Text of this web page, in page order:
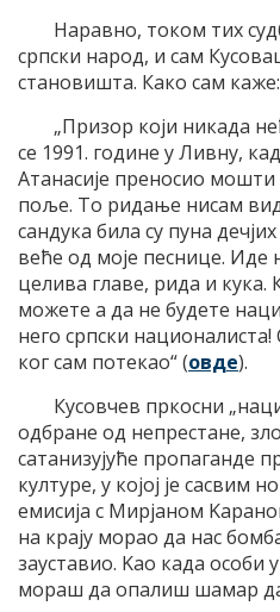
Наравно, током тих
српски народ, и сам
становишта. Како сам каже:
„Призор који никада
се 1991. године у Ливну,
Атанасије преносио
поље. То ридање нисам
сандука била су пуна
веће од моје песнице. Иде
целива главе, рида и
можете а да не будете
него српски
ког сам потекао“ (овде).
Кусовчев пркосни
одбране од непрестане,
сатанизујуће пропаганде
културе, у којој је сасвим
емисија с Мирјаном
на крају морао да нас
зауставио. Kао када особи
мораш да опалиш шамар да